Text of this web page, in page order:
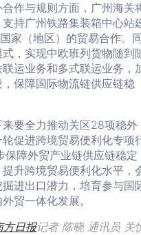
作与规则方面，广州海关
持广州铁路集装箱中心站
家（地区）的贸易合作。
，实现中欧班列货物随到
运业务和多式联运业务，
保障国际物流链供应链稳
要全力推动关区28项稳外
促进跨境贸易便利化专项
障外贸产业链供应链稳定
升跨境贸易便利化水平，
进出口潜力，培育参与国
贸一体化发展。
方日报记者 陈晓 通讯员 关